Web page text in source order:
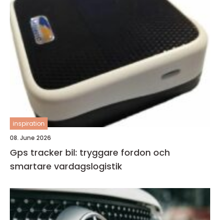
inspiration
08. June 2026
Gps tracker bil: tryggare fordon och
smartare vardagslogistik